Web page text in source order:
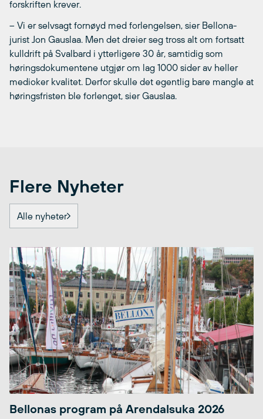
forskriften krever.
– Vi er selvsagt fornøyd med forlengelsen, sier Bellona-
jurist Jon Gauslaa. Men det dreier seg tross alt om fortsatt
kulldrift på Svalbard i ytterligere 30 år, samtidig som
høringsdokumentene utgjør om lag 1000 sider av heller
medioker kvalitet. Derfor skulle det egentlig bare mangle at
høringsfristen ble forlenget, sier Gauslaa.
Flere Nyheter
Alle nyheter
Bellonas program på Arendalsuka 2026